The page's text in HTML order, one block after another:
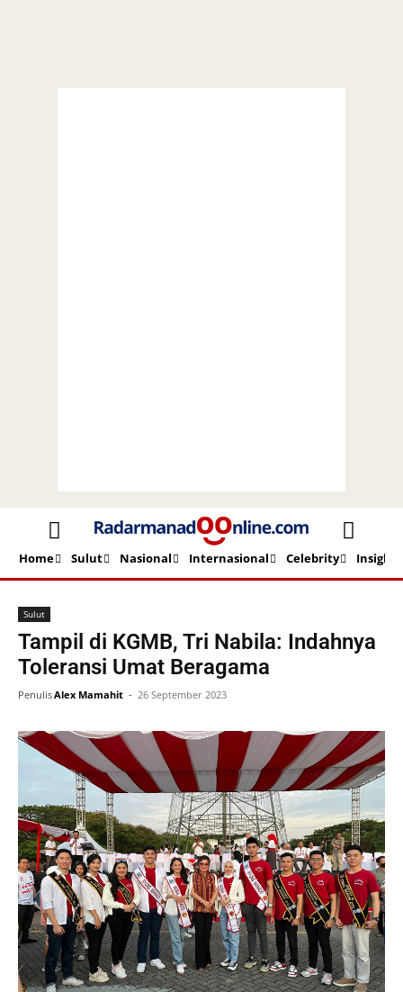
Home Sulut Nasional Internasional Celebrity Insight
Beranda Sulut
Sulut
Tampil di KGMB, Tri Nabila: Indahnya
Toleransi Umat Beragama
PenulisAlex Mamahit - 26 September 2023